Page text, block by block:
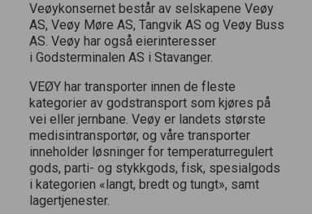
Veøykonsernet består av selskapene Veøy
AS, Veøy Møre AS, Tangvik AS og Veøy Buss
AS. Veøy har også eierinteresser
i Godsterminalen AS i Stavanger.
VEØY har transporter innen de fleste
kategorier av godstransport som kjøres på
vei eller jernbane. Veøy er landets største
medisintransportør, og våre transporter
inneholder løsninger for temperaturregulert
gods, parti- og stykkgods, fisk, spesialgods
i kategorien «langt, bredt og tungt», samt
lagertjenester.